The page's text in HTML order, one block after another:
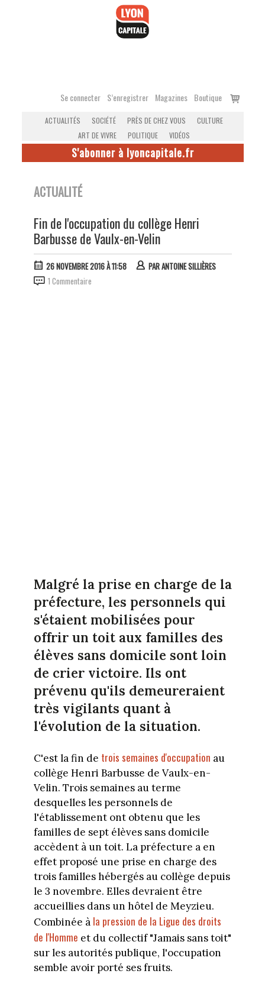
Se connecter S’enregistrer Magazines Boutique
Voir
ACTUALITÉS SOCIÉTÉ PRÈS DE CHEZ VOUS
CULTURE
ART DE VIVRE
POLITIQUE VIDÉOS
S'abonner à lyoncapitale.fr
ACTUALITÉ
Fin de l'occupation du collège Henri
Barbusse de Vaulx-en-Velin
26 NOVEMBRE 2016 À 11:58 PARANTOINE SILLIÈRES
1 Commentaire
Malgré la prise en charge de la
préfecture, les personnels qui
s'étaient mobilisées pour
offrir un toit aux familles des
élèves sans domicile sont loin
de crier victoire. Ils ont
prévenu qu'ils demeureraient
très vigilants quant à
l'évolution de la situation.
C'est la fin de trois semaines d'occupation au
collège Henri Barbusse de Vaulx-en-
Velin. Trois semaines au terme
desquelles les personnels de
l'établissement ont obtenu que les
familles de sept élèves sans domicile
accèdent à un toit. La préfecture a en
effet proposé une prise en charge des
trois familles hébergés au collège depuis
le 3 novembre. Elles devraient être
accueillies dans un hôtel de Meyzieu.
Combinée à la pression de la Ligue des droits
de l'Homme et du collectif "Jamais sans toit"
sur les autorités publique, l'occupation
semble avoir porté ses fruits.